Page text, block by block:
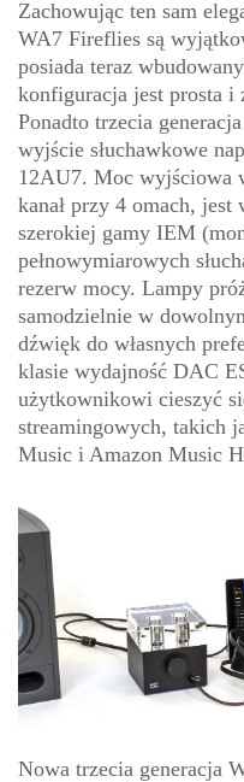
Zachowując ten sam
WA7 Fireflies są
posiada teraz
konfiguracja jest prosta i
Ponadto trzecia
wyjście słuchawkowe
12AU7. Moc wyjściowa
kanał przy 4 omach, jest
szerokiej gamy IEM
pełnowymiarowych
rezerw mocy. Lampy
samodzielnie w
dźwięk do własnych
klasie wydajność DAC
użytkownikowi cieszyć
streamingowych, takich
Music i Amazon Music
Nowa trzecia generacja